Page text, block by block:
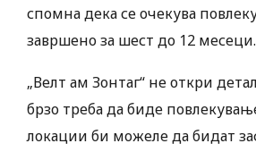
спомна дека се очекува
завршено за шест до 12 месеци.
„Велт ам Зонтаг“ не откри
брзо треба да биде
локации би можеле да бидат